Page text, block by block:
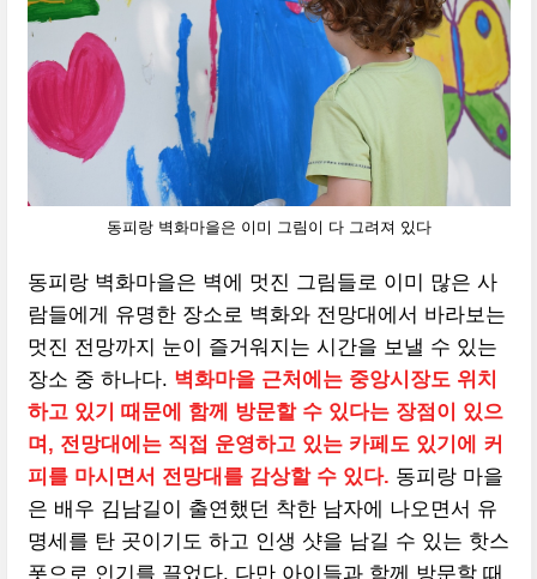
동피랑 벽화마을은 이미 그림이 다 그려져 있다
동피랑 벽화마을은 벽에 멋진 그림들로 이미 많은 사
람들에게 유명한 장소로 벽화와 전망대에서 바라보는
멋진 전망까지 눈이 즐거워지는 시간을 보낼 수 있는
장소 중 하나다. 벽화마을 근처에는 중앙시장도 위치
하고 있기 때문에 함께 방문할 수 있다는 장점이 있으
며, 전망대에는 직접 운영하고 있는 카페도 있기에 커
피를 마시면서 전망대를 감상할 수 있다. 동피랑 마을
은 배우 김남길이 출연했던 착한 남자에 나오면서 유
명세를 탄 곳이기도 하고 인생 샷을 남길 수 있는 핫스
폿으로 인기를 끌었다. 다만 아이들과 함께 방문할 때